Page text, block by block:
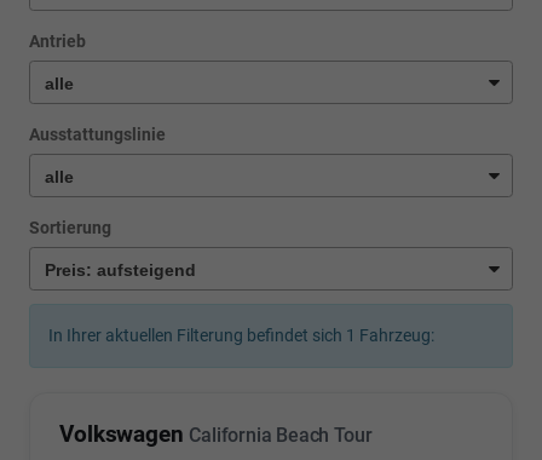
Antrieb
Ausstattungslinie
Sortierung
In Ihrer aktuellen Filterung befindet sich 1 Fahrzeug:
Volkswagen California Beach Tour